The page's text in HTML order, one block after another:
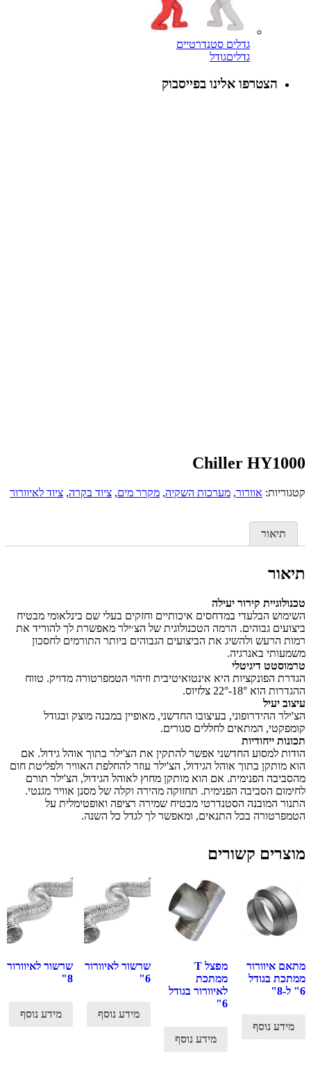
גדלים סטנדרטיים
גדליםגודל
הצטרפו אלינו בפייסבוק
Chiller HY1000
קטגוריות: אוורור, מערכות השקיה, מקרר מים, ציוד בקרה, ציוד לאיוורור
תיאור
תיאור
טכנולוגיית קירור יעילה
השימוש הבלעדי במדחסים איכותיים וחזקים בעלי שם בינלאומי מבטיח
ביצועים גבוהים. הרמה הטכנולוגית של הצ׳ילר מאפשרת לך להוריד את
רמות הרעש ולהשיג את הביצועים הגבוהים ביותר התורמים לחסכון
משמעותי באנרגיה.
טרמוסטט דיגיטלי
הגדרת הפונקציות היא אינטואיטיבית וזיהוי הטמפרטורה מדויק. טווח
ההגדרות הוא 18°-22° צלזיוס.
עיצוב יעיל
הצ'ילר ההידרופוני, בעיצובו החדשני, מאופיין במבנה מוצק ובגודל
קומפקטי, המתאים לחללים סגורים.
תכונות ייחודיות
הודות למסוע החדשני אפשר להתקין את הצ'ילר בתוך אוהל גידול. אם
הוא מותקן בתוך אוהל הגידול, הצ'ילר עוזר להחלפת האוויר ולפליטת חום
מהסביבה הפנימית. אם הוא מותקן מחוץ לאוהל הגידול, הצ'ילר תורם
לחימום הסביבה הפנימית. תחזוקה מהירה וקלה של מסנן אוויר מגנטי.
התנור המובנה הסטנדרטי מבטיח שמירה רציפה ואופטימלית על
הטמפרטורה בכל התנאים, ומאפשר לך לגדל כל השנה.
מוצרים קשורים
מתאם איוורור
ממתכת בגודל
6" ל-8"
מידע נוסף
מפצל T
ממתכת
לאיוורור בגודל
6"
מידע נוסף
שרשור לאיוורור
6"
מידע נוסף
שרשור לאיוורור
8"
מידע נוסף